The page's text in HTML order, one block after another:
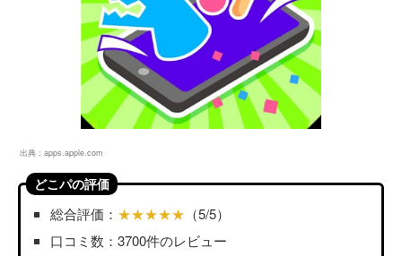
出典： apps.apple.com
どこパの評価
総合評価： ★★★★★ （5/5）
口コミ数：3700件のレビュー